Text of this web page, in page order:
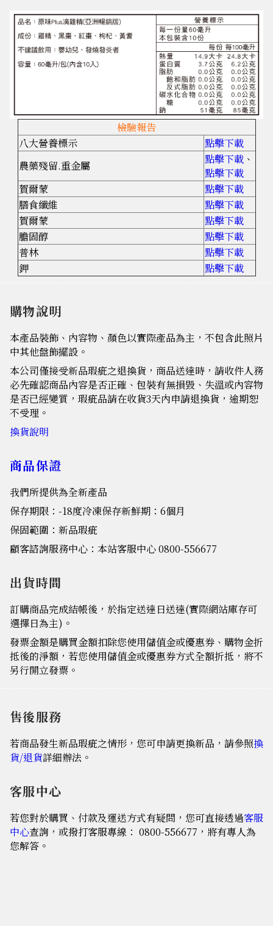
檢驗報告
八大營養標示
點擊下載
農藥殘留.重金屬
點擊下載、
點擊下載
賀爾蒙
點擊下載
膳食纖維
點擊下載
賀爾蒙
點擊下載
膽固醇
點擊下載
普林
點擊下載
鉀
點擊下載
購物說明
本產品裝飾、內容物、顏色以實際產品為主，不包含此照片
中其他盤飾擺設。
本公司僅接受新品瑕疵之退換貨，商品送達時，請收件人務
必先確認商品內容是否正確、包裝有無損毀、失溫或內容物
是否已經變質，瑕疵品請在收貨3天內申請退換貨，逾期恕
不受理。
換貨說明
商品保證
我們所提供為全新產品
保存期限：-18度冷凍保存新鮮期：6個月
保固範圍：新品瑕疵
顧客諮詢服務中心：本站客服中心 0800-556677
出貨時間
訂購商品完成結帳後，於指定送達日送達(實際網站庫存可
選擇日為主)。
發票金額是購買金額扣除您使用儲值金或優惠券、購物金折
抵後的淨額，若您使用儲值金或優惠券方式全額折抵，將不
另行開立發票。
售後服務
若商品發生新品瑕疵之情形，您可申請更換新品，請參照換
貨/退貨詳細辦法。
客服中心
若您對於購買、付款及運送方式有疑問，您可直接透過客服
中心查詢，或撥打客服專線： 0800-556677，將有專人為
您解答。